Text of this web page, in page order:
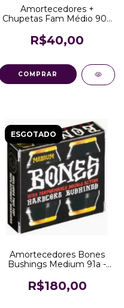
Amortecedores +
Chupetas Fam Médio 90a
R$40,00
ESGOTADO
Amortecedores Bones
Bushings Medium 91a -
R$180,00